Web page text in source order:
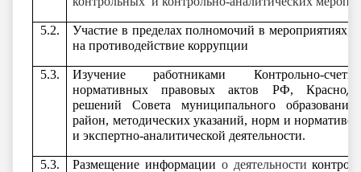
5.2.
Участие в пределах полномочий в мероприятиях,
на противодействие коррупции
5.3.
Изучение работниками Контрольно-
нормативных правовых актов РФ,
решений Совета муниципального
район, методических указаний, норм и
и экспертно-аналитической деятельности.
5.3. Размещение информации о деятельности